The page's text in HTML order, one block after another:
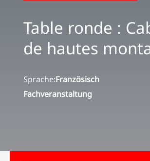
Table ronde :
de hautes
Sprache:Französisch
Fachveranstaltung